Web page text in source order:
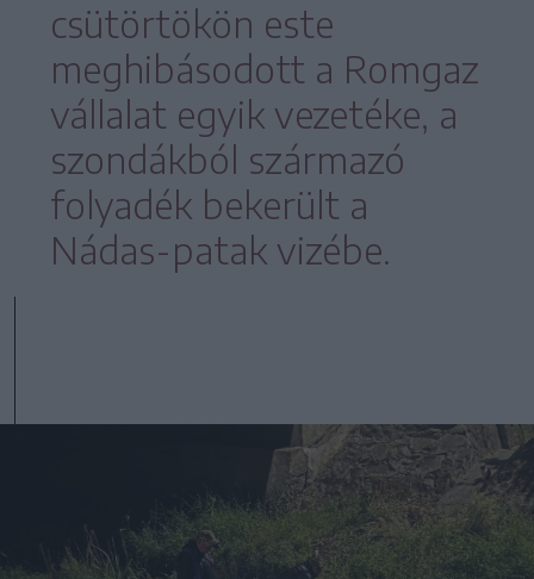
csütörtökön este
meghibásodott a Romgaz
vállalat egyik vezetéke, a
szondákból származó
folyadék bekerült a
Nádas-patak vizébe.